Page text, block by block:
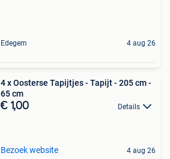
Edegem 4 aug 26
4 x Oosterse Tapijtjes - Tapijt - 205 cm -
65 cm
€ 1,00 Details
Bezoek website 4 aug 26